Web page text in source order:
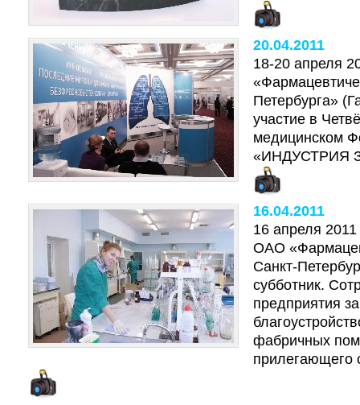
20.04.2011
18-20 апреля
Петербурга»
участие в
медицинском
«ИНДУСТРИЯ
16.04.2011
16 апреля
ОАО
Санкт-
субботник.
предприятия
фабричных
прилегающего